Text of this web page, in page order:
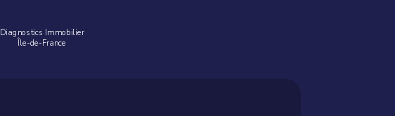
Diagnostics Immobilier
Île-de-France